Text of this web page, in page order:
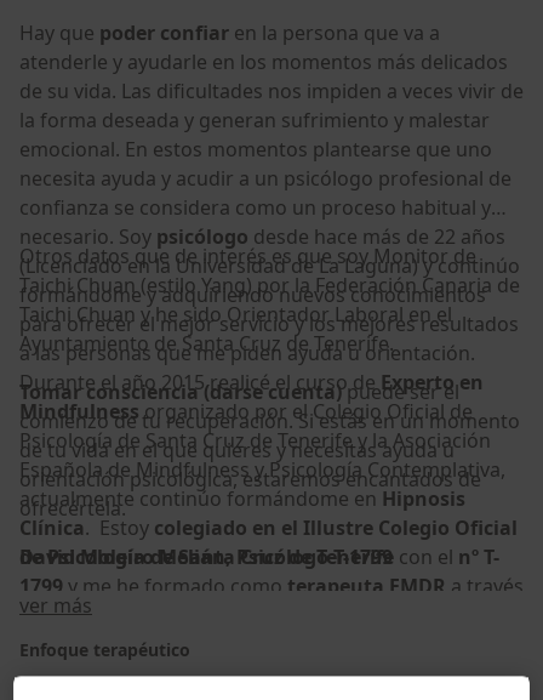
Hay que poder confiar en la persona que va a
atenderle y ayudarle en los momentos más delicados
de su vida. Las dificultades nos impiden a veces vivir de
la forma deseada y generan sufrimiento y malestar
emocional. En estos momentos plantearse que uno
necesita ayuda y acudir a un psicólogo profesional de
confianza se considera como un proceso habitual y
necesario. Soy psicólogo desde hace más de 22 años
(Licenciado en la Universidad de La Laguna) y continúo
formándome y adquiriendo nuevos conocimientos
para ofrecer el mejor servicio y los mejores resultados
a las personas que me piden ayuda u orientación.
Durante el año 2015 realicé el curso deExperto en
Mindfulnessorganizado por el Colegio Oficial de
Psicología de Santa Cruz de Tenerife y la Asociación
Española de Mindfulness y Psicología Contemplativa,
actualmente continúo formándome en Hipnosis
Clínica. Estoy colegiado en el Illustre Colegio Oficial
de Psicología de Santa Cruz de Tenerife con el nº T-
1799 y me he formado como terapeuta EMDR a través
de la Asociación EMDR España . Nuestro Centro de
Psicología cuenta con el
Servicio Canario de Salud.
Otros datos que de interés es que soy Monitor de
Taichi Chuan (estilo Yang) por la Federación Canaria de
Taichi Chuan y he sido Orientador Laboral en el
Ayuntamiento de Santa Cruz de Tenerife.
Tomar consciencia (darse cuenta)puede ser el
comienzo de tu recuperación. Si estás en un momento
de tu vida en el que quieres y necesitas ayuda u
orientación psicológica, estaremos encantados de
ofrecértela.
David Moleiro Melián, Psicólogo T-1799
ver más
Enfoque terapéutico
Terapia emdr